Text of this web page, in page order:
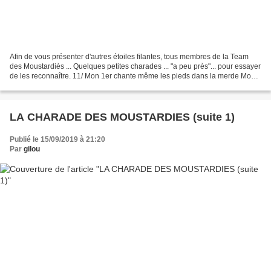
Afin de vous présenter d'autres étoiles filantes, tous membres de la Team
des Moustardiès ... Quelques petites charades ... "a peu près"... pour essayer
de les reconnaître. 11/ Mon 1er chante même les pieds dans la merde Mon
LA CHARADE DES MOUSTARDIES (suite 1)
Publié le 15/09/2019 à 21:20
Par gilou